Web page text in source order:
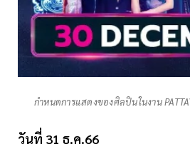
กำหนดการแสดงของศิลปินในงาน
วันที่ 31 ธ.ค.66